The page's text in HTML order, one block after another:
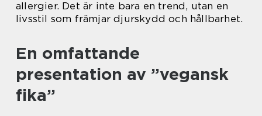
allergier. Det är inte bara en trend, utan en
livsstil som främjar djurskydd och hållbarhet.
En omfattande
presentation av ”vegansk
fika”